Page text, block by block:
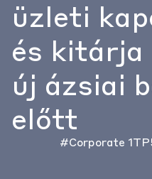
üzleti
és kitárja
új ázsiai
előtt
#Corporate